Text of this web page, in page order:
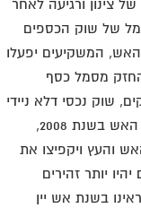
צינון ורגיעה לאחר
7. אש היא הסמל של שוק הכספים
המשקיעים יפעלו
מסמל כסף
נכסי דלא ניידי
עדיין פעיל ורווחי. למרות היעדרותו של אלמנט האש בשנת 2008,
והעץ ויקפיצו את
יותר זהירים
בשנת אש יין